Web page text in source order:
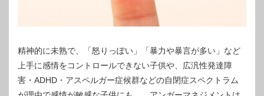
精神的に未熟で、「怒りっぽい」「暴力や暴言が多い」など
上手に感情をコントロールできない子供や、広汎性発達障
害・ADHD・アスペルガー症候群などの自閉症スペクトラム